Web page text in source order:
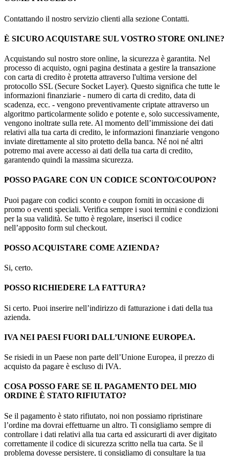
Contattando il nostro servizio clienti alla sezione Contatti.
È SICURO ACQUISTARE SUL VOSTRO STORE ONLINE?
Acquistando sul nostro store online, la sicurezza è garantita. Nel
processo di acquisto, ogni pagina destinata a gestire la transazione
con carta di credito è protetta attraverso l'ultima versione del
protocollo SSL (Secure Socket Layer). Questo significa che tutte le
informazioni finanziarie - numero di carta di credito, data di
scadenza, ecc. - vengono preventivamente criptate attraverso un
algoritmo particolarmente solido e potente e, solo successivamente,
vengono inoltrate sulla rete. Al momento dell’immissione dei dati
relativi alla tua carta di credito, le informazioni finanziarie vengono
inviate direttamente al sito protetto della banca. Né noi né altri
potremo mai avere accesso ai dati della tua carta di credito,
garantendo quindi la massima sicurezza.
POSSO PAGARE CON UN CODICE SCONTO/COUPON?
Puoi pagare con codici sconto e coupon forniti in occasione di
promo o eventi speciali. Verifica sempre i suoi termini e condizioni
per la sua validità. Se tutto è regolare, inserisci il codice
nell’apposito form sul checkout.
POSSO ACQUISTARE COME AZIENDA?
Si, certo.
POSSO RICHIEDERE LA FATTURA?
Si certo. Puoi inserire nell’indirizzo di fatturazione i dati della tua
azienda.
IVA NEI PAESI FUORI DALL’UNIONE EUROPEA.
Se risiedi in un Paese non parte dell’Unione Europea, il prezzo di
acquisto da pagare è escluso di IVA.
COSA POSSO FARE SE IL PAGAMENTO DEL MIO
ORDINE È STATO RIFIUTATO?
Se il pagamento è stato rifiutato, noi non possiamo ripristinare
l’ordine ma dovrai effettuarne un altro. Ti consigliamo sempre di
controllare i dati relativi alla tua carta ed assicurarti di aver digitato
correttamente il codice di sicurezza scritto nella tua carta. Se il
problema dovesse persistere, ti consigliamo di consultare la tua